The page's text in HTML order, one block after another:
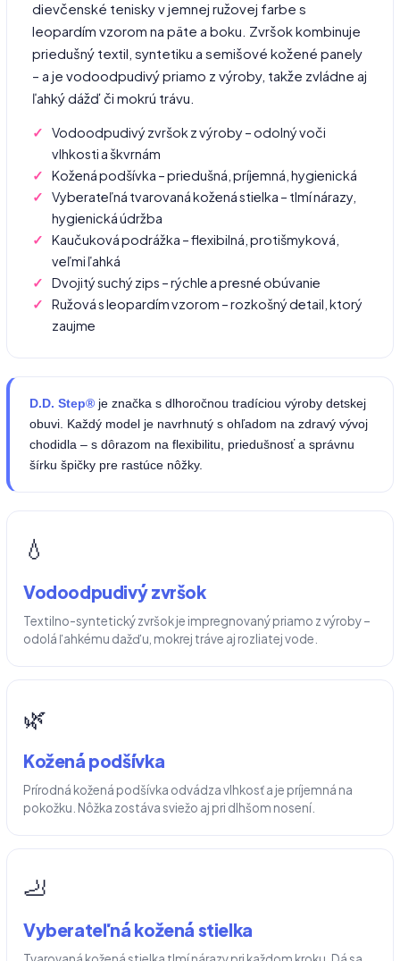
dievčenské tenisky v jemnej ružovej farbe s
leopardím vzorom na päte a boku. Zvršok kombinuje
priedušný textil, syntetiku a semišové kožené panely
– a je vodoodpudivý priamo z výroby, takže zvládne aj
ľahký dážď či mokrú trávu.
Vodoodpudivý zvršok z výroby – odolný voči
vlhkosti a škvrnám
Kožená podšívka – priedušná, príjemná, hygienická
Vyberateľná tvarovaná kožená stielka – tlmí nárazy,
hygienická údržba
Kaučuková podrážka – flexibilná, protišmyková,
veľmi ľahká
Dvojitý suchý zips – rýchle a presné obúvanie
Ružová s leopardím vzorom – rozkošný detail, ktorý
zaujme
D.D. Step® je značka s dlhoročnou tradíciou výroby detskej
obuvi. Každý model je navrhnutý s ohľadom na zdravý vývoj
chodidla – s dôrazom na flexibilitu, priedušnosť a správnu
šírku špičky pre rastúce nôžky.
💧
Vodoodpudivý zvršok
Textilno-syntetický zvršok je impregnovaný priamo z výroby –
odolá ľahkému dažďu, mokrej tráve aj rozliatej vode.
🌿
Kožená podšívka
Prírodná kožená podšívka odvádza vlhkosť a je príjemná na
pokožku. Nôžka zostáva sviežo aj pri dlhšom nosení.
🦶
Vyberateľná kožená stielka